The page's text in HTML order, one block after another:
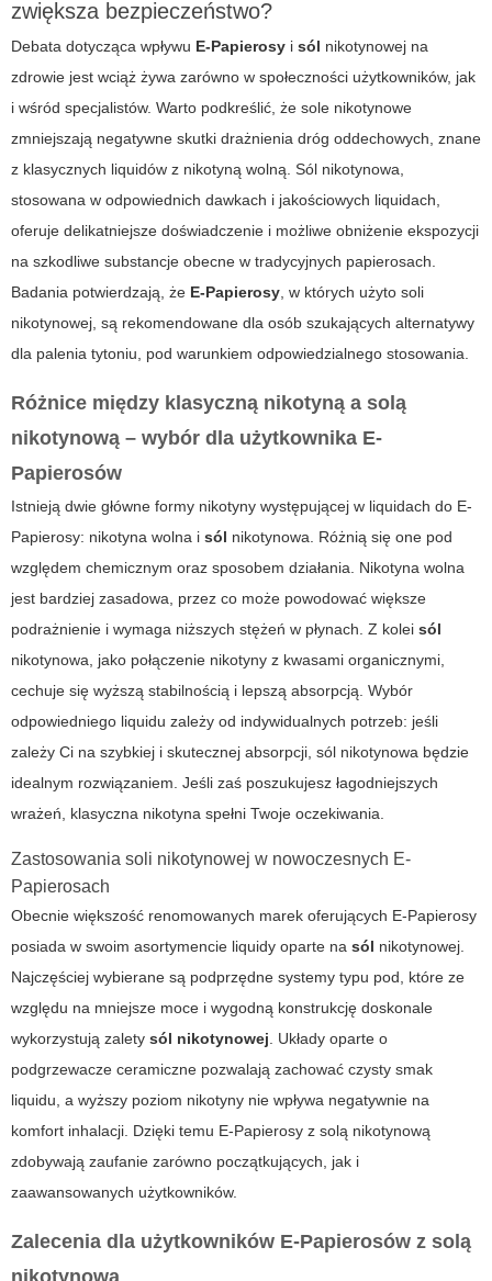
zwiększa bezpieczeństwo?
Debata dotycząca wpływu E-Papierosy i sól nikotynowej na
zdrowie jest wciąż żywa zarówno w społeczności użytkowników, jak
i wśród specjalistów. Warto podkreślić, że sole nikotynowe
zmniejszają negatywne skutki drażnienia dróg oddechowych, znane
z klasycznych liquidów z nikotyną wolną. Sól nikotynowa,
stosowana w odpowiednich dawkach i jakościowych liquidach,
oferuje delikatniejsze doświadczenie i możliwe obniżenie ekspozycji
na szkodliwe substancje obecne w tradycyjnych papierosach.
Badania potwierdzają, że E-Papierosy, w których użyto soli
nikotynowej, są rekomendowane dla osób szukających alternatywy
dla palenia tytoniu, pod warunkiem odpowiedzialnego stosowania.
Różnice między klasyczną nikotyną a solą
nikotynową – wybór dla użytkownika E-
Papierosów
Istnieją dwie główne formy nikotyny występującej w liquidach do E-
Papierosy: nikotyna wolna i sól nikotynowa. Różnią się one pod
względem chemicznym oraz sposobem działania. Nikotyna wolna
jest bardziej zasadowa, przez co może powodować większe
podrażnienie i wymaga niższych stężeń w płynach. Z kolei sól
nikotynowa, jako połączenie nikotyny z kwasami organicznymi,
cechuje się wyższą stabilnością i lepszą absorpcją. Wybór
odpowiedniego liquidu zależy od indywidualnych potrzeb: jeśli
zależy Ci na szybkiej i skutecznej absorpcji, sól nikotynowa będzie
idealnym rozwiązaniem. Jeśli zaś poszukujesz łagodniejszych
wrażeń, klasyczna nikotyna spełni Twoje oczekiwania.
Zastosowania soli nikotynowej w nowoczesnych E-
Papierosach
Obecnie większość renomowanych marek oferujących E-Papierosy
posiada w swoim asortymencie liquidy oparte na sól nikotynowej.
Najczęściej wybierane są podprzędne systemy typu pod, które ze
względu na mniejsze moce i wygodną konstrukcję doskonale
wykorzystują zalety sól nikotynowej. Układy oparte o
podgrzewacze ceramiczne pozwalają zachować czysty smak
liquidu, a wyższy poziom nikotyny nie wpływa negatywnie na
komfort inhalacji. Dzięki temu E-Papierosy z solą nikotynową
zdobywają zaufanie zarówno początkujących, jak i
zaawansowanych użytkowników.
Zalecenia dla użytkowników E-Papierosów z solą